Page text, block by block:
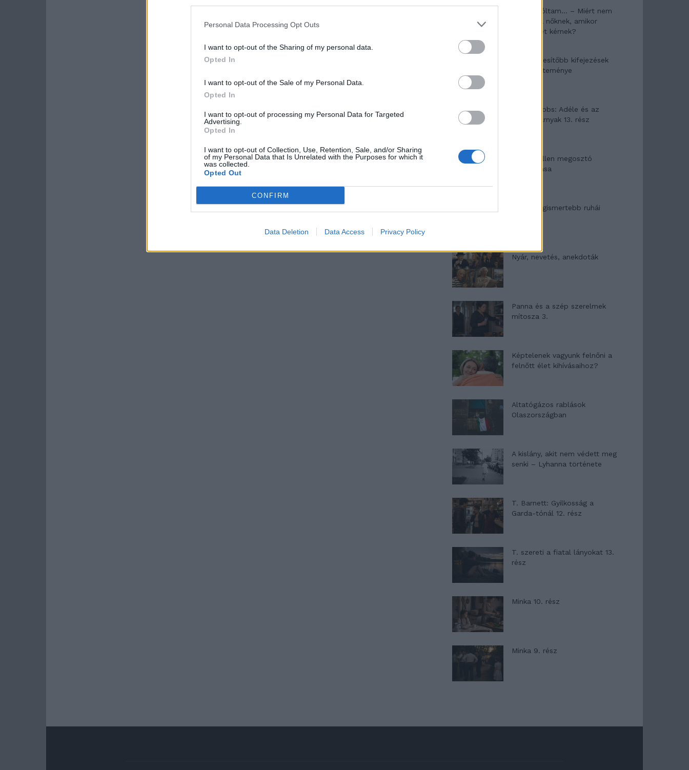
Personal Data Processing Opt Outs
I want to opt-out of the Sharing of my personal data.
Opted In
I want to opt-out of the Sale of my Personal Data.
Opted In
I want to opt-out of processing my Personal Data for Targeted
Advertising.
Opted In
I want to opt-out of Collection, Use, Retention, Sale, and/or Sharing
of my Personal Data that Is Unrelated with the Purposes for which it
was collected.
Opted Out
CONFIRM
Data Deletion Data Access Privacy Policy
Pedig szóltam… – Miért nem
hiszünk a nőknek, amikor
segítséget kérnek?
A legidegesítőbb kifejezések
laza gyűjteménye
Elyna Robbs: Adéle és az
örökölt árnyak 13. rész
Woody Allen megosztó
zsenialitása
A világ legismertebb ruhái
Nyár, nevetés, anekdoták
Panna és a szép szerelmek
mítosza 3.
Képtelenek vagyunk felnőni a
felnőtt élet kihívásaihoz?
Altatógázos rablások
Olaszországban
A kislány, akit nem védett meg
senki – Lyhanna története
T. Barnett: Gyilkosság a
Garda-tónál 12. rész
T. szereti a fiatal lányokat 13.
rész
Minka 10. rész
Minka 9. rész